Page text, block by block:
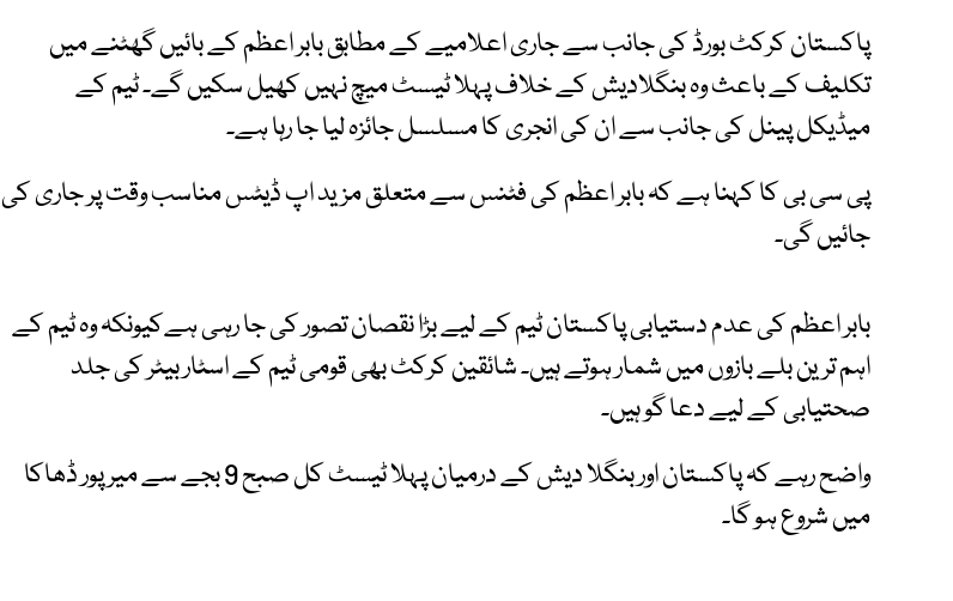
پاکستان کرکٹ بورڈ کی جانب سے جاری اعلامیے کے مطابق بابر اعظم کے بائیں گھٹنے میں
تکلیف کے باعث وہ بنگلادیش کے خلاف پہلا ٹیسٹ میچ نہیں کھیل سکیں گے۔ ٹیم کے
میڈیکل پینل کی جانب سے ان کی انجری کا مسلسل جائزہ لیا جا رہا ہے۔
پی سی بی کا کہنا ہے کہ بابر اعظم کی فٹنس سے متعلق مزید اپ ڈیٹس مناسب وقت پر جاری کی
جائیں گی۔
بابر اعظم کی عدم دستیابی پاکستان ٹیم کے لیے بڑا نقصان تصور کی جا رہی ہےکیونکہ وہ ٹیم کے
اہم ترین بلے بازوں میں شمار ہوتے ہیں۔ شائقین کرکٹ بھی قومی ٹیم کے اسٹار بیٹر کی جلد
صحتیابی کے لیے دعا گو ہیں۔
واضح رہے کہ پاکستان اور بنگلا دیش کے درمیان پہلا ٹیسٹ کل صبح 9 بجے سے میر پور ڈھاکا
میں شروع ہو گا۔